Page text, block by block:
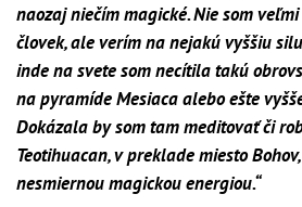
naozaj niečím magické. Nie som
človek, ale verím na nejakú vyššiu
inde na svete som necítila takú
na pyramíde Mesiaca alebo ešte
Dokázala by som tam meditovať či
Teotihuacan, v preklade miesto
nesmiernou magickou energiou.“